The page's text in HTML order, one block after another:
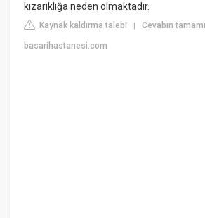
kızarıklığa neden olmaktadır.
Kaynak kaldırma talebi |Cevabın
basarihastanesi.com